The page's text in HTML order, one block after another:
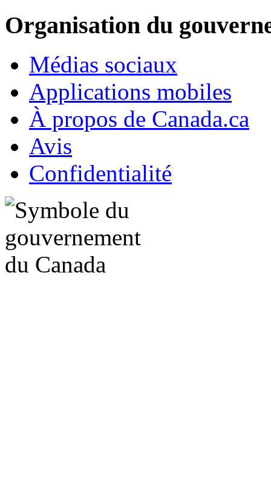
Organisation du
Médias sociaux
Applications mobiles
À propos de Canada.ca
Avis
Confidentialité